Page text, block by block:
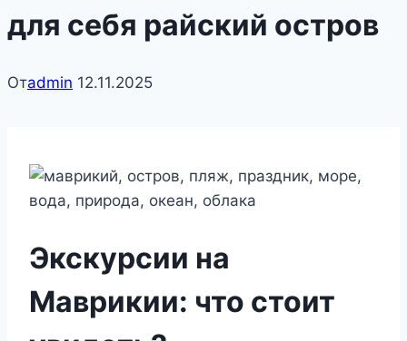
для себя райский остров
Отadmin 12.11.2025
Экскурсии на
Маврикии: что стоит